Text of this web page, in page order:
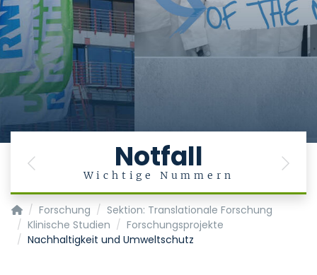
Notfall
Wichtige Nummern
Previous Next
Klinik für Anästhesiologie
Forschung
Sektion: Translationale Forschung
Klinische Studien
Forschungsprojekte
Nachhaltigkeit und Umweltschutz